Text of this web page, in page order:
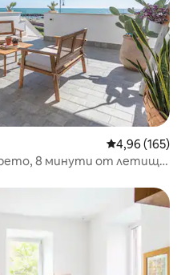
Средна
4,96 (165)
8 минути от летище